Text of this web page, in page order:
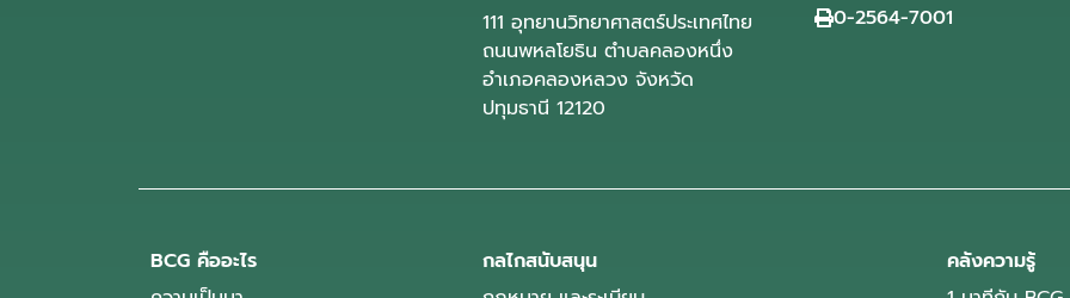
111 อุทยานวิทยาศาสตร์ประเทศไทย
ถนนพหลโยธิน ตำบลคลองหนึ่ง
อำเภอคลองหลวง จังหวัด
ปทุมธานี 12120
0-2564-7001
BCG คืออะไร
กลไกสนับสนุน
คลังความรู้